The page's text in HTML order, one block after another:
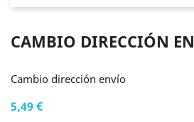
CAMBIO DIRECCIÓN
Cambio dirección envío
5,49 €